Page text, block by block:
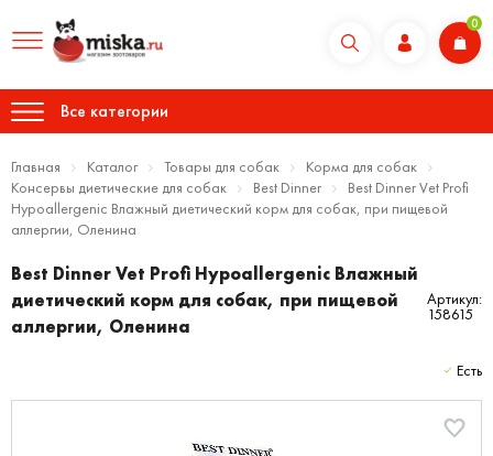
0
Все категории
Главная Каталог Товары для собак
Корма для собак
Консервы диетические для собак
Best Dinner
Best Dinner Vet Profi
Hypoallergenic Влажный диетический корм для собак, при пищевой
аллергии, Оленина
Best Dinner Vet Profi Hypoallergenic Влажный
диетический корм для собак, при пищевой
аллергии, Оленина
Артикул:
158615
Есть